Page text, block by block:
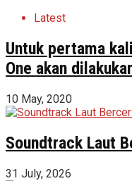
Latest
Untuk pertama
One akan
10 May, 2020
Soundtrack Laut
31 July, 2026